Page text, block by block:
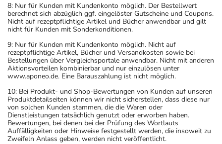
8: Nur für Kunden mit Kundenkonto möglich. Der Bestellwert
berechnet sich abzüglich ggf. eingelöster Gutscheine und Coupons.
Nicht auf rezeptpflichtige Artikel und Bücher anwendbar und gilt
nicht für Kunden mit Sonderkonditionen.
9: Nur für Kunden mit Kundenkonto möglich. Nicht auf
rezeptpflichtige Artikel, Bücher und Versandkosten sowie bei
Bestellungen über Vergleichsportale anwendbar. Nicht mit anderen
Aktionsvorteilen kombinierbar und nur einzulösen unter
www.aponeo.de. Eine Barauszahlung ist nicht möglich.
10: Bei Produkt- und Shop-Bewertungen von Kunden auf unseren
Produktdetailseiten können wir nicht sicherstellen, dass diese nur
von solchen Kunden stammen, die die Waren oder
Dienstleistungen tatsächlich genutzt oder erworben haben.
Bewertungen, bei denen bei der Prüfung des Wortlauts
Auffälligkeiten oder Hinweise festgestellt werden, die insoweit zu
Zweifeln Anlass geben, werden nicht veröffentlicht.